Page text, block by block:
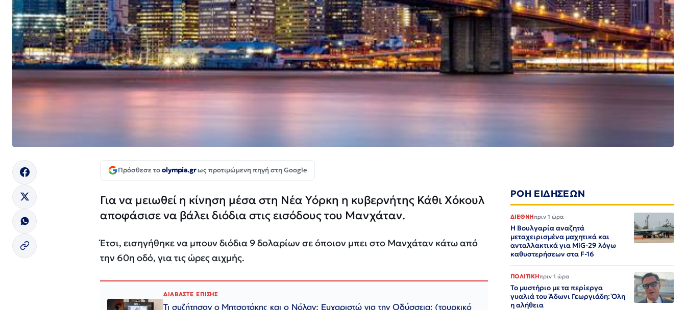
Πρόσθεσε τοolympia.grως προτιμώμενη πηγή στη Google
Για να μειωθεί η κίνηση μέσα στη Νέα Υόρκη η κυβερνήτης Κάθι Χόκουλ
αποφάσισε να βάλει διόδια στις εισόδους του Μανχάταν.
Έτσι, εισηγήθηκε να μπουν διόδια 9 δολαρίων σε όποιον μπει στο Μανχάταν κάτω από
την 60η οδό, για τις ώρες αιχμής.
ΔΙΑΒΑΣΤΕ ΕΠΙΣΗΣ
Τι συζήτησαν ο Μητσοτάκης και ο Νόλαν: Ευχαριστώ για την Οδύσσεια; (τουρκικό
ΡΟΗ ΕΙΔΗΣΕΩΝ
ΔΙΕΘΝΗπριν 1 ώρα
Η Βουλγαρία αναζητά
μεταχειρισμένα μαχητικά και
ανταλλακτικά για MiG-29 λόγω
καθυστερήσεων στα F-16
ΠΟΛΙΤΙΚΗπριν 1 ώρα
Το μυστήριο με τα περίεργα
γυαλιά του Άδωνι Γεωργιάδη: Όλη
η αλήθεια